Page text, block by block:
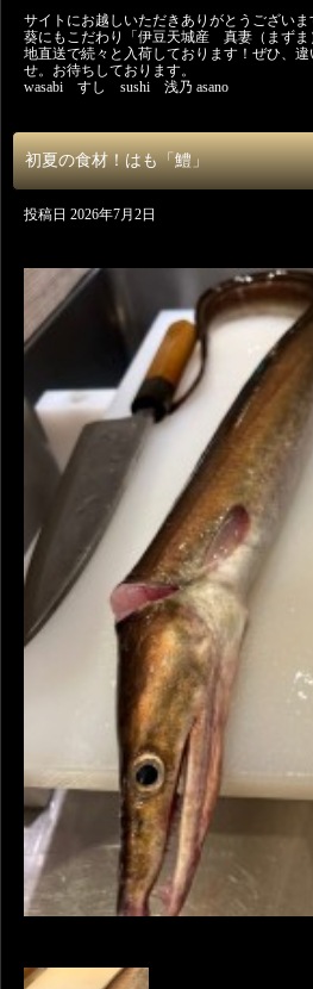
サイトにお越しいただきありがとうござい
葵にもこだわり「伊豆天城産 真妻（まずま
地直送で続々と入荷しております！ぜひ、
せ。お待ちしておりま
wasabi すし sushi 浅乃 asano
初夏の食材！はも「鱧」
投稿日 2026年7月2日